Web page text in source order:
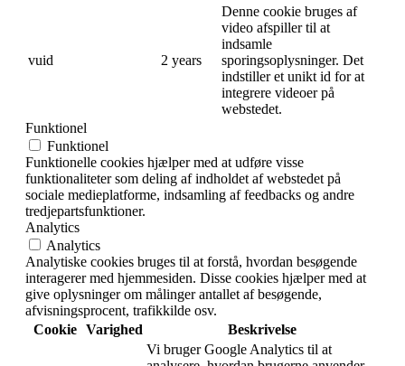
vuid 2 years
Denne cookie bruges af
video afspiller til at
indsamle
sporingsoplysninger. Det
indstiller et unikt id for at
integrere videoer på
webstedet.
Funktionel
Funktionel
Funktionelle cookies hjælper med at udføre visse
funktionaliteter som deling af indholdet af webstedet på
sociale medieplatforme, indsamling af feedbacks og andre
tredjepartsfunktioner.
Analytics
Analytics
Analytiske cookies bruges til at forstå, hvordan besøgende
interagerer med hjemmesiden. Disse cookies hjælper med at
give oplysninger om målinger antallet af besøgende,
afvisningsprocent, trafikkilde osv.
Cookie Varighed
Beskrivelse
Vi bruger Google Analytics til at